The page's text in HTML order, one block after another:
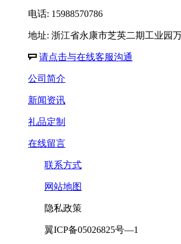
电话: 15988570786
地址: 浙江省永康市芝英二期工业园
请点击与在线客服沟通
公司简介
新闻资讯
礼品定制
在线留言
联系方式
网站地图
隐私政策
翼ICP备05026825号—1